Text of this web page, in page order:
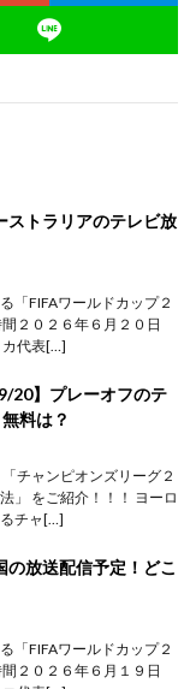
ストラリアのテレビ放
「FIFAワールドカップ２
２０２６年６月２０日
カ代表[…]
20】プレーオフのテ
料は？
チャンピオンズリーグ２
」 をご紹介！！！ ヨーロ
チャ[…]
の放送配信予定！どこ
「FIFAワールドカップ２
２０２６年６月１９日